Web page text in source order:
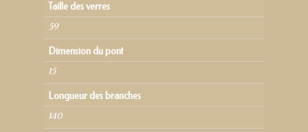
Taille des verres
59
Dimension du pont
15
Longueur des branches
140